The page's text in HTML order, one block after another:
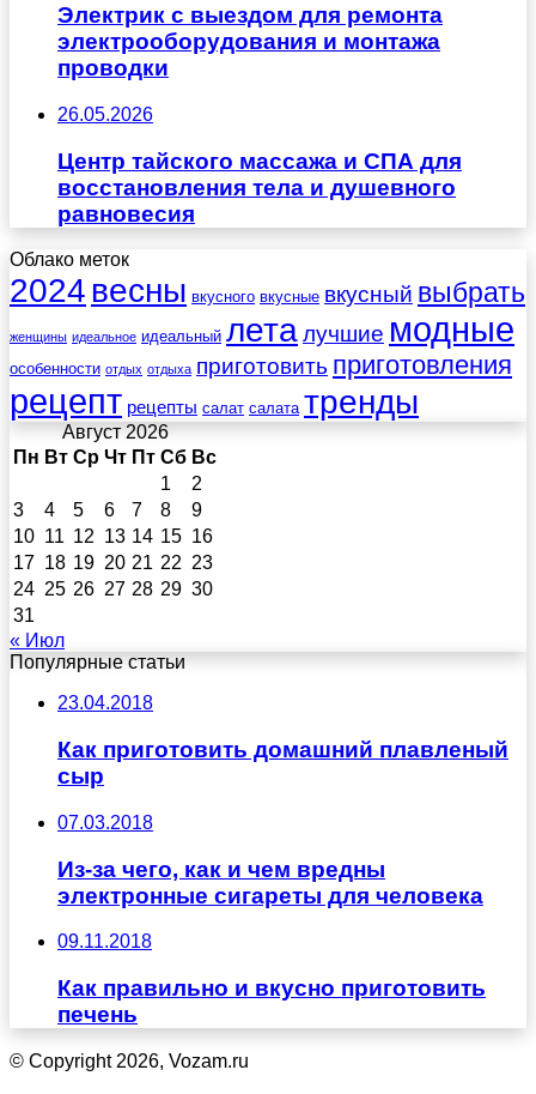
Электрик с выездом для ремонта
электрооборудования и монтажа
проводки
26.05.2026
Центр тайского массажа и СПА для
восстановления тела и душевного
равновесия
Облако меток
2024 весны вкусного вкусные вкусный выбрать
женщины идеальное идеальный леталучшие модные
особенности отдых отдыха приготовить приготовления
рецепт рецепты салат салата тренды
Август 2026
Пн Вт Ср Чт Пт Сб Вс
1
2
3
4 5 6 7 8
9
10 11 12 13 14 15 16
17 18 19 20 21 22 23
24 25 26 27 28 29 30
31
« Июл
Популярные статьи
23.04.2018
Как приготовить домашний плавленый
сыр
07.03.2018
Из-за чего, как и чем вредны
электронные сигареты для человека
09.11.2018
Как правильно и вкусно приготовить
печень
© Copyright 2026, Vozam.ru